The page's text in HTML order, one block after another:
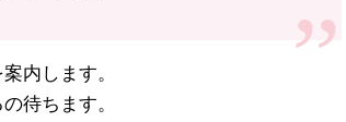
内します。
待ちます。